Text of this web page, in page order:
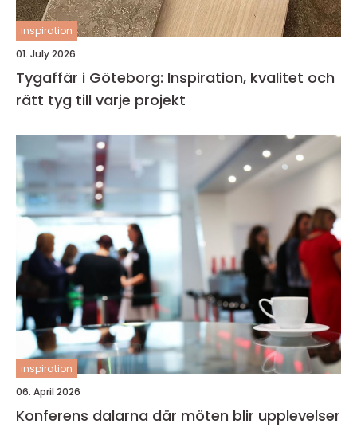
inspiration
01. July 2026
Tygaffär i Göteborg: Inspiration, kvalitet och
rätt tyg till varje projekt
inspiration
06. April 2026
Konferens dalarna där möten blir upplevelser